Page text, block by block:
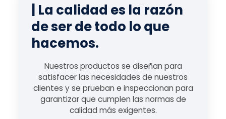
| La calidad es la razón
de ser de todo lo que
hacemos.
Nuestros productos se diseñan para
satisfacer las necesidades de nuestros
clientes y se prueban e inspeccionan para
garantizar que cumplen las normas de
calidad más exigentes.